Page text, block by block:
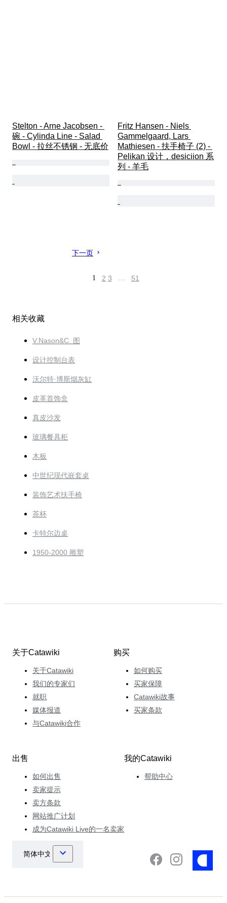
Stelton - Arne Jacobsen -
碗 - Cylinda Line - Salad
Bowl - 拉丝不锈钢 - 无底价
Fritz Hansen - Niels
Gammelgaard, Lars
Mathiesen - 扶手椅子 (2) -
Pelikan 设计，desiciion 系
列 - 羊毛
下一页
1 2 3 … 51
相关收藏
V.Nason&C. 图
设计控制台表
沃尔特·博斯烟灰缸
皮革首饰盒
真皮沙发
玻璃餐具柜
木板
中世纪现代嵌套桌
装饰艺术扶手椅
茶杯
卡特尔边桌
1950-2000 雕塑
关于Catawiki
关于Catawiki
我们的专家们
就职
媒体报道
与Catawiki合作
购买
如何购买
买家保障
Catawiki故事
买家条款
出售
如何出售
卖家提示
卖方条款
网站推广计划
成为Catawiki Live的一名卖家
我的Catawiki
帮助中心